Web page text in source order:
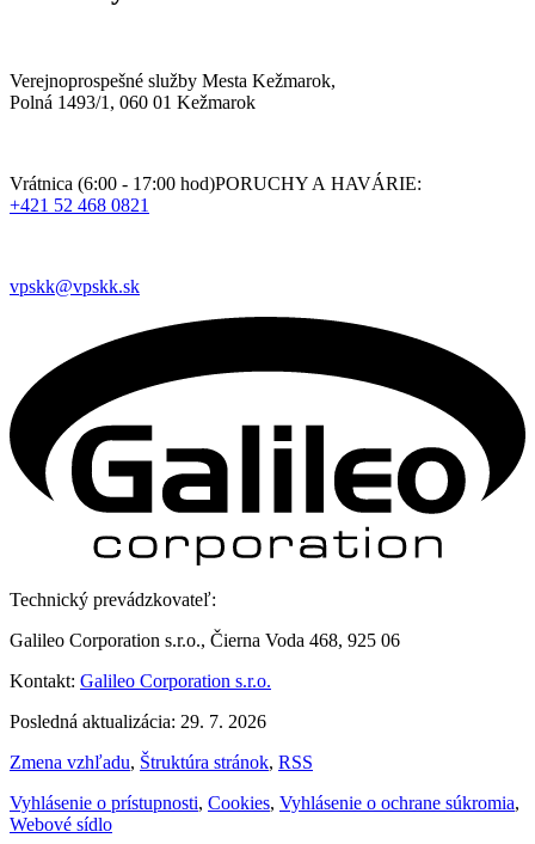
Verejnoprospešné služby Mesta Kežmarok,
Polná 1493/1, 060 01 Kežmarok
Vrátnica (6:00 - 17:00 hod)PORUCHY A HAVÁRIE:
+421 52 468 0821
vpskk@vpskk.sk
Technický prevádzkovateľ:
Galileo Corporation s.r.o., Čierna Voda 468, 925 06
Kontakt: Galileo Corporation s.r.o.
Posledná aktualizácia: 29. 7. 2026
Zmena vzhľadu, Štruktúra stránok, RSS
Vyhlásenie o prístupnosti, Cookies, Vyhlásenie o ochrane súkromia,
Webové sídlo